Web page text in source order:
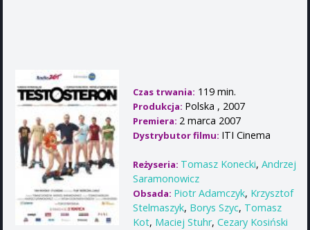
Czas trwania: 119 min.
Produkcja: Polska , 2007
Premiera: 2 marca 2007
Dystrybutor filmu: ITI Cinema
Reżyseria: Tomasz Konecki, Andrzej
Saramonowicz
Obsada: Piotr Adamczyk, Krzysztof
Stelmaszyk, Borys Szyc, Tomasz
Kot, Maciej Stuhr, Cezary Kosiński